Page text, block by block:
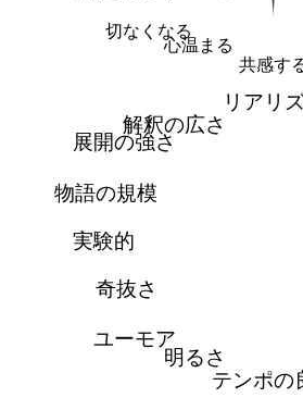
共感す
心温まる
切なくなる
リアリ
テンポの
明るさ
ユーモア
奇抜さ
実験的
物語の規模
展開の強さ
解釈の広さ